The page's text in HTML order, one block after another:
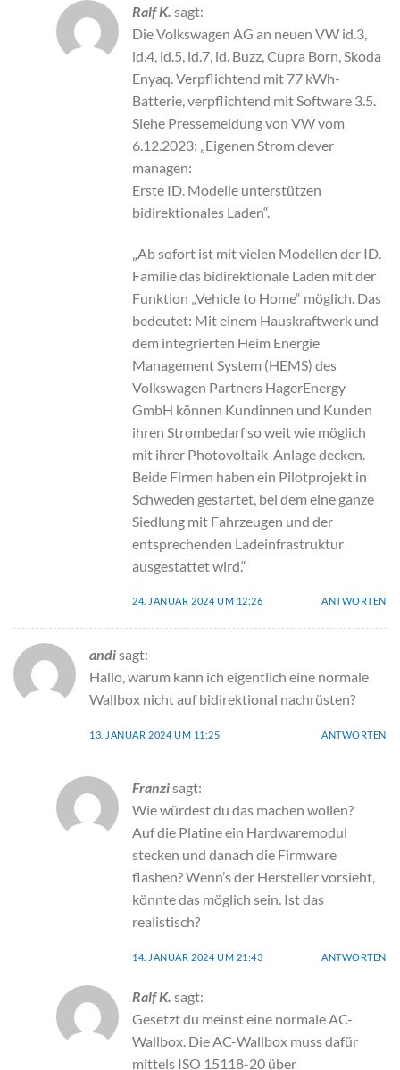
Ralf K. sagt:
Die Volkswagen AG an neuen VW id.3,
id.4, id.5, id.7, id. Buzz, Cupra Born, Skoda
Enyaq. Verpflichtend mit 77 kWh-
Batterie, verpflichtend mit Software 3.5.
Siehe Pressemeldung von VW vom
6.12.2023: „Eigenen Strom clever
managen:
Erste ID. Modelle unterstützen
bidirektionales Laden“.
„Ab sofort ist mit vielen Modellen der ID.
Familie das bidirektionale Laden mit der
Funktion „Vehicle to Home“ möglich. Das
bedeutet: Mit einem Hauskraftwerk und
dem integrierten Heim Energie
Management System (HEMS) des
Volkswagen Partners HagerEnergy
GmbH können Kundinnen und Kunden
ihren Strombedarf so weit wie möglich
mit ihrer Photovoltaik-Anlage decken.
Beide Firmen haben ein Pilotprojekt in
Schweden gestartet, bei dem eine ganze
Siedlung mit Fahrzeugen und der
entsprechenden Ladeinfrastruktur
ausgestattet wird.“
24. JANUAR 2024 UM 12:26 ANTWORTEN
andisagt:
Hallo, warum kann ich eigentlich eine normale
Wallbox nicht auf bidirektional nachrüsten?
13. JANUAR 2024 UM 11:25 ANTWORTEN
Franzisagt:
Wie würdest du das machen wollen?
Auf die Platine ein Hardwaremodul
stecken und danach die Firmware
flashen? Wenn’s der Hersteller vorsieht,
könnte das möglich sein. Ist das
realistisch?
14. JANUAR 2024 UM 21:43 ANTWORTEN
Ralf K. sagt:
Gesetzt du meinst eine normale AC-
Wallbox. Die AC-Wallbox muss dafür
mittels ISO 15118-20 über